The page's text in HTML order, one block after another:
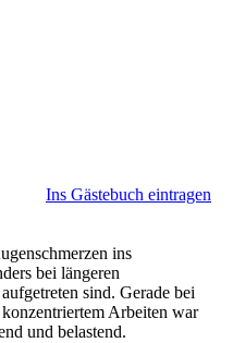
Ins Gästebuch eintragen
ins
bei längeren
sind. Gerade bei
Arbeiten war
und belastend.